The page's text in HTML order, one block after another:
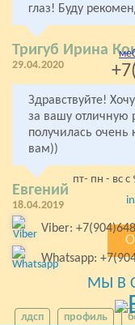
глаз! Буду
Тригуб Ирина
29.04.2020
Здравствуйте!
за вашу отличную
получилась очень
вам))
Евгений
18.04.2019
лдсп профиль
пт- пн - вс
Viber:
Whatsapp:
МЫ В